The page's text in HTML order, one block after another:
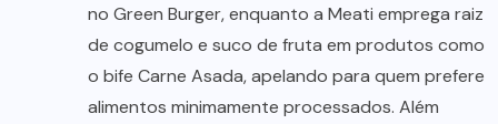
no Green Burger, enquanto a Meati emprega raiz
de cogumelo e suco de fruta em produtos como
o bife Carne Asada, apelando para quem prefere
alimentos minimamente processados. Além